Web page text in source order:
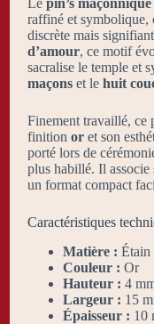
raffiné et symbolique,
discrète mais
d’amour, ce motif
sacralise le temple et
maçons et le huit
Finement travaillé, ce
finition or et son
porté lors de
plus habillé. Il
un format compact
Caractéristiques
Matière : Étain
Couleur : Or
Hauteur : 4
Largeur : 15
Épaisseur : 10